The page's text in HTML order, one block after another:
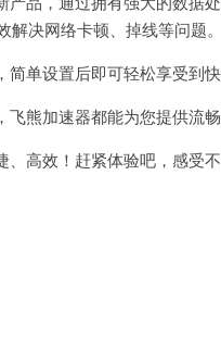
决网络卡顿、掉线等问题。
设置后即可轻松享受到快
加速器都能为您提供流畅
效！赶紧体验吧，感受不